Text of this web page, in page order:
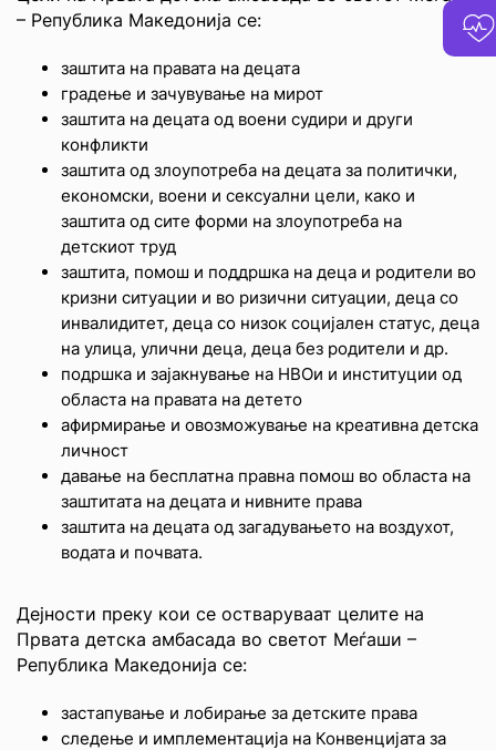
– Република Македонија се:
заштита на правата на децата
градење и зачувување на мирот
заштита на децата од воени судири и други
конфликти
заштита од злоупотреба на децата за политички,
економски, воени и сексуални цели, како и
заштита од сите форми на злоупотреба на
детскиот труд
заштита, помош и поддршка на деца и родители во
кризни ситуации и во ризични ситуации, деца со
инвалидитет, деца со низок социјален статус, деца
на улица, улични деца, деца без родители и др.
подршка и зајакнување на НВОи и институции од
областа на правата на детето
афирмирање и овозможување на креативна детска
личност
давање на бесплатна правна помош во областа на
заштитата на децата и нивните права
заштита на децата од загадувањето на воздухот,
водата и почвата.
Дејности преку кои се остваруваат целите на
Првата детска амбасада во светот Меѓаши –
Република Македонија се:
застапување и лобирање за детските права
следење и имплементација на Конвенцијата за